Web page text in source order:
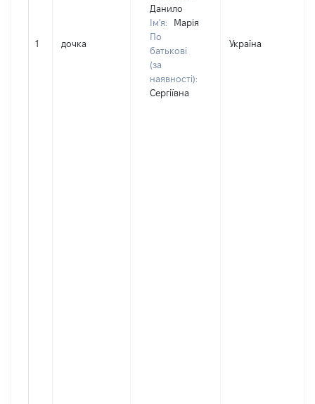
1 дочка
Данило
Ім'я:
Марія
По
батькові
(за
наявності):
Сергіївна
Україна